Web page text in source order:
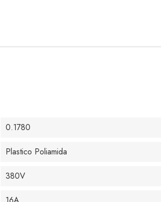
0.1780
Plastico Poliamida
380V